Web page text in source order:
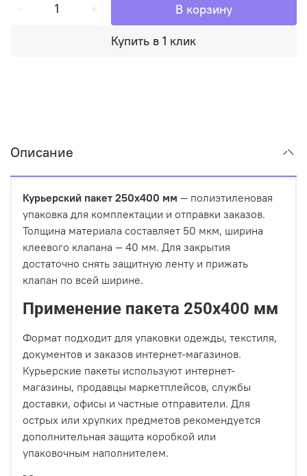
В корзину
Купить в 1 клик
Описание
Курьерский пакет 250х400 мм — полиэтиленовая
упаковка для комплектации и отправки заказов.
Толщина материала составляет 50 мкм, ширина
клеевого клапана — 40 мм. Для закрытия
достаточно снять защитную ленту и прижать
клапан по всей ширине.
Применение пакета 250х400 мм
Формат подходит для упаковки одежды, текстиля,
документов и заказов интернет-магазинов.
Курьерские пакеты используют интернет-
магазины, продавцы маркетплейсов, службы
доставки, офисы и частные отправители. Для
острых или хрупких предметов рекомендуется
дополнительная защита коробкой или
упаковочным наполнителем.